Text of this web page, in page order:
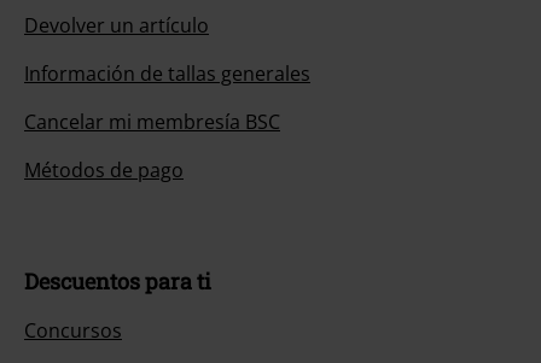
Devolver un artículo
Información de tallas generales
Cancelar mi membresía BSC
Métodos de pago
Descuentos para ti
Concursos